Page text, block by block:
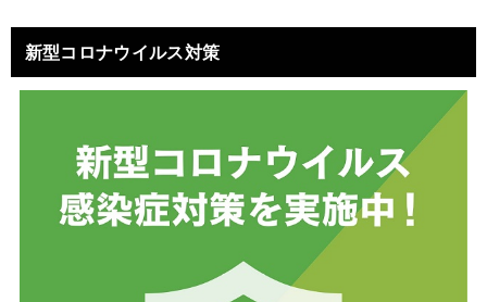
新型コロナウイルス対策